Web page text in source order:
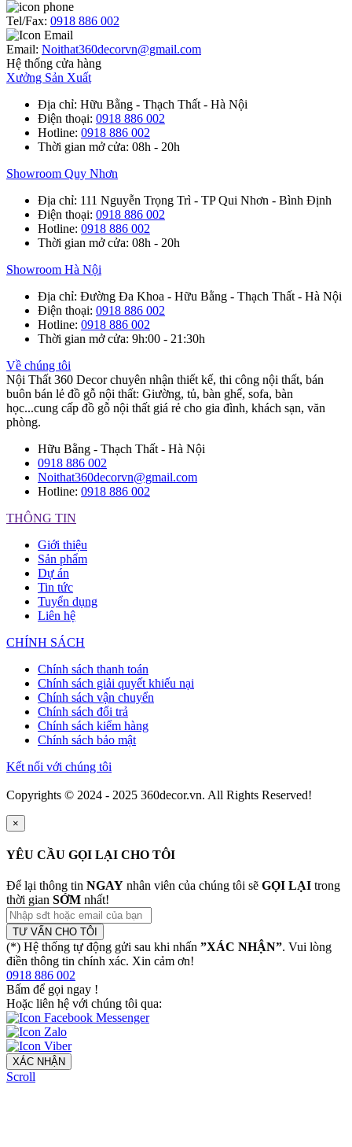
Tel/Fax: 0918 886 002
Email: Noithat360decorvn@gmail.com
Hệ thống cửa hàng
Xưởng Sản Xuất
Địa chỉ: Hữu Bằng - Thạch Thất - Hà Nội
Điện thoại: 0918 886 002
Hotline: 0918 886 002
Thời gian mở cửa: 08h - 20h
Showroom Quy Nhơn
Địa chỉ: 111 Nguyễn Trọng Trì - TP Qui Nhơn - Bình Định
Điện thoại: 0918 886 002
Hotline: 0918 886 002
Thời gian mở cửa: 08h - 20h
Showroom Hà Nội
Địa chỉ: Đường Đa Khoa - Hữu Bằng - Thạch Thất - Hà Nội
Điện thoại: 0918 886 002
Hotline: 0918 886 002
Thời gian mở cửa: 9h:00 - 21:30h
Về chúng tôi
Nội Thất 360 Decor chuyên nhận thiết kế, thi công nội thất, bán
buôn bán lẻ đồ gỗ nội thất: Giường, tủ, bàn ghế, sofa, bàn
học...cung cấp đồ gỗ nội thất giá rẻ cho gia đình, khách sạn, văn
phòng.
Hữu Bằng - Thạch Thất - Hà Nội
0918 886 002
Noithat360decorvn@gmail.com
Hotline: 0918 886 002
THÔNG TIN
Giới thiệu
Sản phẩm
Dự án
Tin tức
Tuyển dụng
Liên hệ
CHÍNH SÁCH
Chính sách thanh toán
Chính sách giải quyết khiếu nại
Chính sách vận chuyển
Chính sách đổi trả
Chính sách kiểm hàng
Chính sách bảo mật
Kết nối với chúng tôi
Copyrights © 2024 - 2025 360decor.vn. All Rights Reserved!
×
YÊU CẦU GỌI LẠI CHO TÔI
Để lại thông tin NGAY nhân viên của chúng tôi sẽ GỌI LẠI trong
thời gian SỚM nhất!
TƯ VẤN CHO TÔI
(*) Hệ thống tự động gửi sau khi nhấn ”XÁC NHẬN”. Vui lòng
điền thông tin chính xác. Xin cảm ơn!
0918 886 002
Bấm để gọi ngay !
Hoặc liên hệ với chúng tôi qua:
XÁC NHẬN
Scroll